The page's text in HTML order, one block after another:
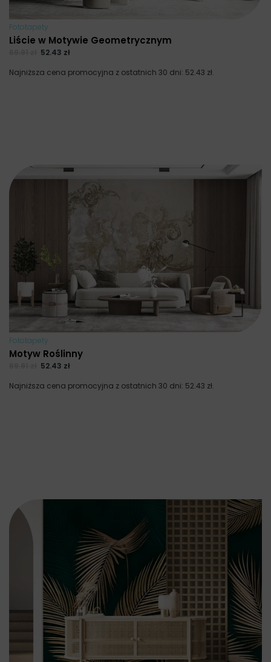
Fototapety
Liście w Motywie Geometrycznym
52.43 zł
Najniższa cena promocyjna z ostatnich 30 dni: 52.43 zł.
Fototapety
Motyw Roślinny
52.43 zł
Najniższa cena promocyjna z ostatnich 30 dni: 52.43 zł.